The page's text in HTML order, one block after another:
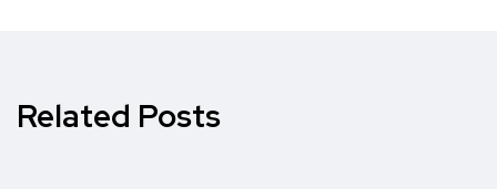
Related Posts